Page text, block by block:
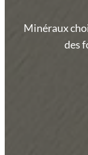
Minéraux
des